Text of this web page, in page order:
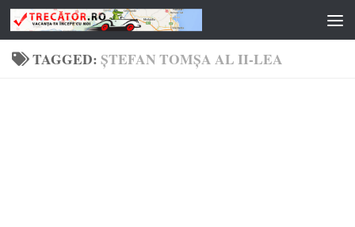
Skip to content
TAGGED:ȘTEFAN TOMȘA AL II-LEA